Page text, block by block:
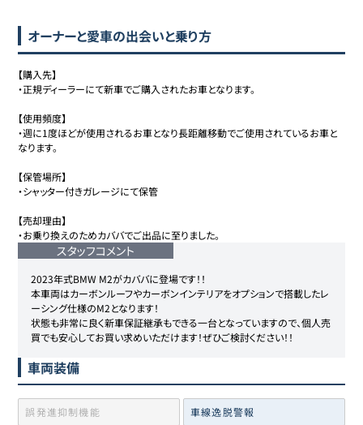
オーナーと愛車の出会いと乗り方
【購入先】
・正規ディーラーにて新車でご購入されたお車となります。
【使用頻度】
・週に1度ほどが使用されるお車となり長距離移動でご使用されているお車と
なります。
【保管場所】
・シャッター付きガレージにて保管
【売却理由】
・お乗り換えのためカババでご出品に至りました。
スタッフコメント
2023年式BMW M2がカババに登場です！！
本車両はカーボンルーフやカーボンインテリアをオプションで搭載したレ
ーシング仕様のM2となります！
状態も非常に良く新車保証継承もできる一台となっていますので、個人売
買でも安心してお買い求めいただけます！ぜひご検討ください！！
車両装備
誤発進抑制機能 車線逸脱警報